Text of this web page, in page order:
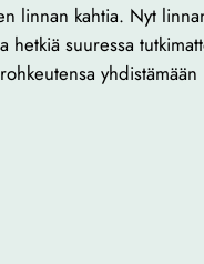
linnan kahtia. Nyt
suuressa